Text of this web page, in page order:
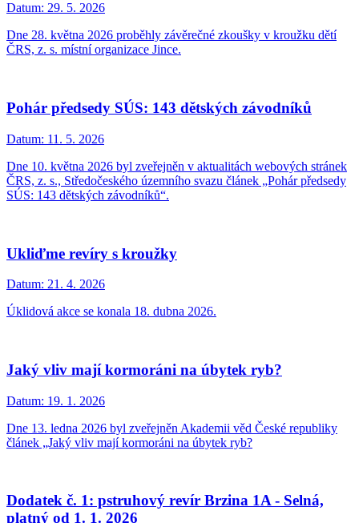
Datum: 29. 5. 2026
Dne 28. května 2026 proběhly závěrečné zkoušky v kroužku dětí
ČRS, z. s. místní organizace Jince.
Pohár předsedy SÚS: 143 dětských závodníků
Datum: 11. 5. 2026
Dne 10. května 2026 byl zveřejněn v aktualitách webových stránek
ČRS, z. s., Středočeského územního svazu článek „Pohár předsedy
SÚS: 143 dětských závodníků“.
Ukliďme revíry s kroužky
Datum: 21. 4. 2026
Úklidová akce se konala 18. dubna 2026.
Jaký vliv mají kormoráni na úbytek ryb?
Datum: 19. 1. 2026
Dne 13. ledna 2026 byl zveřejněn Akademii věd České republiky
článek „Jaký vliv mají kormoráni na úbytek ryb?
Dodatek č. 1: pstruhový revír Brzina 1A - Selná,
platný od 1. 1. 2026